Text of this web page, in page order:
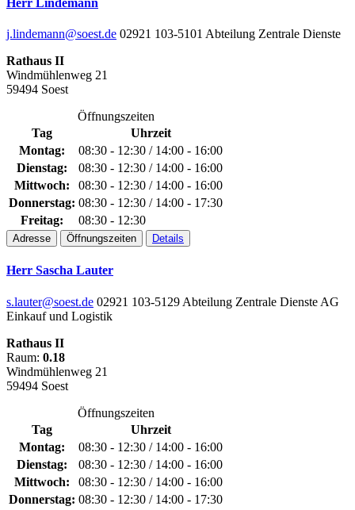
j.lindemann@soest.de 02921 103-5101 Abteilung Zentrale Dienste
Rathaus II
Windmühlenweg 21
59494 Soest
Öffnungszeiten
Tag
Uhrzeit
Montag:
08:30 - 12:30 / 14:00 - 16:00
Dienstag:
08:30 - 12:30 / 14:00 - 16:00
Mittwoch:
08:30 - 12:30 / 14:00 - 16:00
Donnerstag: 08:30 - 12:30 / 14:00 - 17:30
Freitag:
08:30 - 12:30
Adresse Öffnungszeiten Details
Herr Sascha Lauter
s.lauter@soest.de 02921 103-5129 Abteilung Zentrale Dienste AG
Einkauf und Logistik
Rathaus II
Raum: 0.18
Windmühlenweg 21
59494 Soest
Öffnungszeiten
Tag
Uhrzeit
Montag:
08:30 - 12:30 / 14:00 - 16:00
Dienstag:
08:30 - 12:30 / 14:00 - 16:00
Mittwoch:
08:30 - 12:30 / 14:00 - 16:00
Donnerstag: 08:30 - 12:30 / 14:00 - 17:30